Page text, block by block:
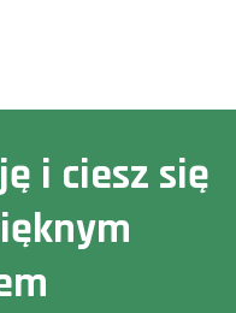
i ciesz się